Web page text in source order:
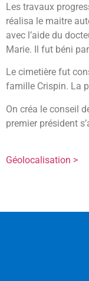
Les travaux
réalisa le maitre
avec l’aide du
Marie. Il fut béni
Le cimetière fut
famille Crispin. La
On créa le conseil
premier président
Géolocalisation >